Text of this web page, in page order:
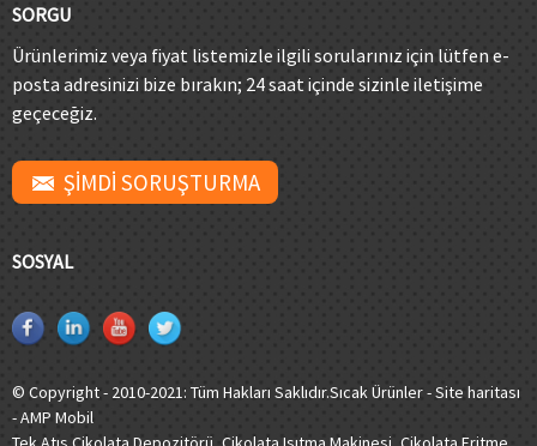
SORGU
Ürünlerimiz veya fiyat listemizle ilgili sorularınız için lütfen e-
posta adresinizi bize bırakın; 24 saat içinde sizinle iletişime
geçeceğiz.
ŞİMDİ SORUŞTURMA
SOSYAL
© Copyright - 2010-2021: Tüm Hakları Saklıdır.Sıcak Ürünler-Site haritası
-AMP Mobil